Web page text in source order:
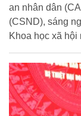
an nhân dân
(CSND), sáng
Khoa học xã
nhất: Kỷ luật
toàn thể cán bộ,